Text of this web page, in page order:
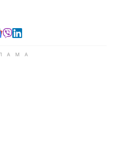
Telegram
в Facebook
в X
Читайте в Google news
Читайте в Viber
Читайте в LinkedIn